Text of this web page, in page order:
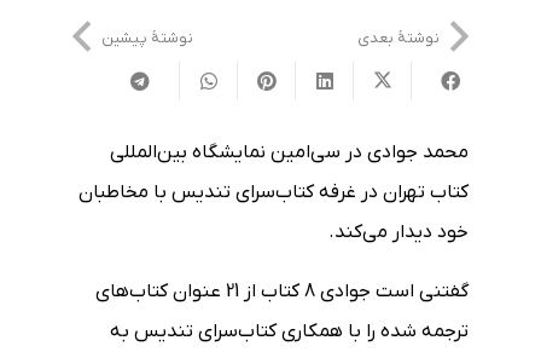
نوشتهٔ پیشین نوشتهٔ بعدی
محمد جوادی در سی‌امین نمایشگاه بین‌المللی
کتاب تهران در غرفه کتاب‌سرای تندیس با مخاطبان
خود دیدار می‌کند.
گفتنی است جوادی 8 کتاب از 21 عنوان کتاب‌های
ترجمه شده را با همکاری کتاب‌سرای تندیس به